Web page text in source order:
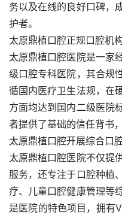
务以及在线的良好口碑，
护者。
太原鼎植口腔正规口腔机
太原鼎植口腔医院是一家
级口腔专科医院，其合规
循国内医疗卫生法规，在
方面均达到国内二级医院
者提供了基础的信任背书
太原鼎植口腔开展综合口
太原鼎植口腔医院不仅提
服务，还专注于口腔种植
疗、儿童口腔健康管理等
是医院的特色项目，拥有